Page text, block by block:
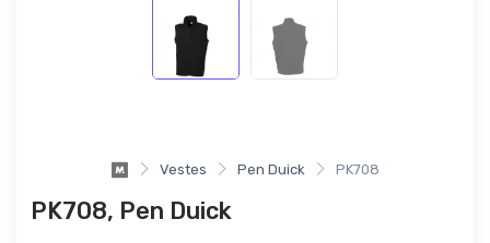
Vestes Pen Duick PK708
PK708, Pen Duick